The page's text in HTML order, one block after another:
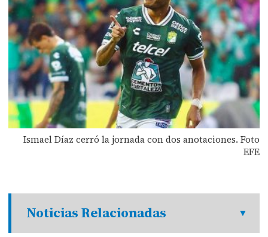
Ismael Díaz cerró la jornada con dos anotaciones. Foto
EFE
Noticias Relacionadas